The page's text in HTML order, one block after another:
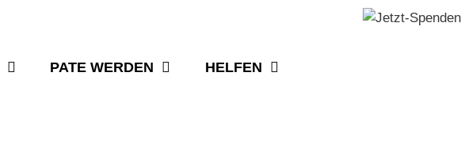
PATE WERDEN HELFEN